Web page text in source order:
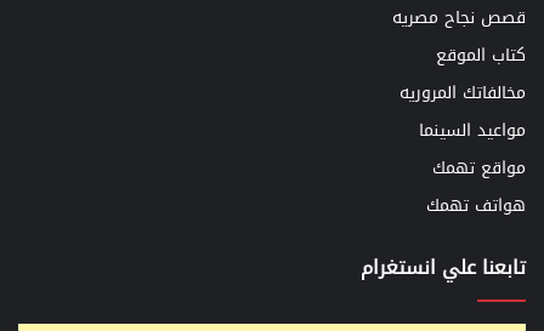
قصص نجاح مصريه
كتاب الموقع
مخالفاتك المروريه
مواعيد السينما
مواقع تهمك
هواتف تهمك
تابعنا علي انستغرام